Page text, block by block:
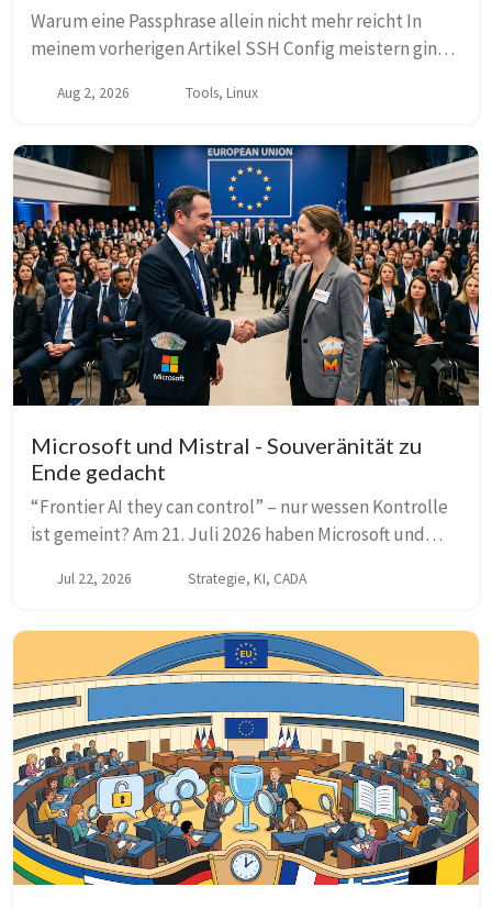
Warum eine Passphrase allein nicht mehr reicht In
meinem vorherigen Artikel SSH Config meistern ging
Arbeit mit mehreren Kunden etwas produkt...
Aug 2, 2026 Tools, Linux
Microsoft und Mistral - Souveränität zu
Ende gedacht
“Frontier AI they can control” – nur wessen Kontrolle
ist gemeint? Am 21. Juli 2026 haben Microsoft und
Pressemitteilung trägt den programmatisch...
Jul 22, 2026 Strategie, KI, CADA